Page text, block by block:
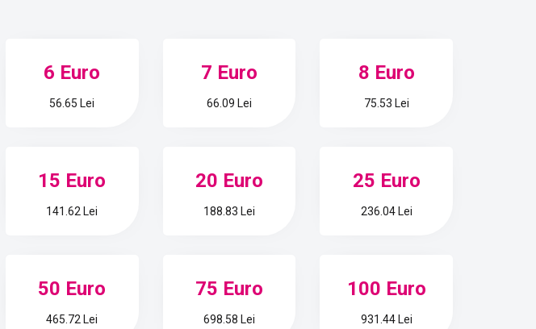
6 Euro
56.65 Lei
7 Euro
66.09 Lei
8 Euro
75.53 Lei
15 Euro
141.62 Lei
20 Euro
188.83 Lei
25 Euro
236.04 Lei
50 Euro
465.72 Lei
75 Euro
698.58 Lei
100 Euro
931.44 Lei